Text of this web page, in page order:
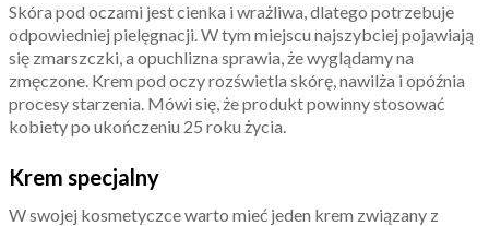
Skóra pod oczami jest cienka i wrażliwa, dlatego potrzebuje
odpowiedniej pielęgnacji. W tym miejscu najszybciej pojawiają
się zmarszczki, a opuchlizna sprawia, że wyglądamy na
zmęczone. Krem pod oczy rozświetla skórę, nawilża i opóźnia
procesy starzenia. Mówi się, że produkt powinny stosować
kobiety po ukończeniu 25 roku życia.
Krem specjalny
W swojej kosmetyczce warto mieć jeden krem związany z